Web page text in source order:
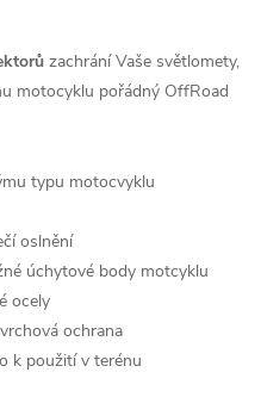
zachrání Vaše světlomety,
motocyklu pořádný OffRoad
typu motocvyklu
oslnění
úchytové body motcyklu
ocely
ochrana
k použití v terénu